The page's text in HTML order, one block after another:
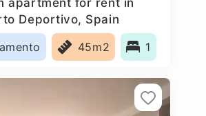
Deportivo, Spain
45m2 1